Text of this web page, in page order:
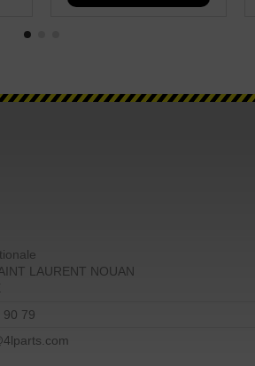
LAURENT NOUAN
90 79